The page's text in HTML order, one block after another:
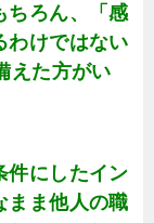
ちろん、「感
わけではない
えた方がい
件にしたイン
まま他人の職